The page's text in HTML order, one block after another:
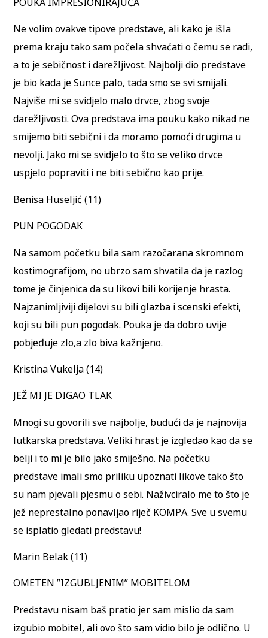
Ne volim ovakve tipove predstave, ali kako je išla
prema kraju tako sam počela shvaćati o čemu se radi,
a to je sebičnost i darežljivost. Najbolji dio predstave
je bio kada je Sunce palo, tada smo se svi smijali.
Najviše mi se svidjelo malo drvce, zbog svoje
darežljivosti. Ova predstava ima pouku kako nikad ne
smijemo biti sebični i da moramo pomoći drugima u
nevolji. Jako mi se svidjelo to što se veliko drvce
uspjelo popraviti i ne biti sebično kao prije.
Benisa Huseljić (11)
PUN POGODAK
Na samom početku bila sam razočarana skromnom
kostimografijom, no ubrzo sam shvatila da je razlog
tome je činjenica da su likovi bili korijenje hrasta.
Najzanimljiviji dijelovi su bili glazba i scenski efekti,
koji su bili pun pogodak. Pouka je da dobro uvije
pobjeđuje zlo,a zlo biva kažnjeno.
Kristina Vukelja (14)
JEŽ MI JE DIGAO TLAK
Mnogi su govorili sve najbolje, budući da je najnovija
lutkarska predstava. Veliki hrast je izgledao kao da se
belji i to mi je bilo jako smiješno. Na početku
predstave imali smo priliku upoznati likove tako što
su nam pjevali pjesmu o sebi. Naživciralo me to što je
jež neprestalno ponavljao riječ KOMPA. Sve u svemu
se isplatio gledati predstavu!
Marin Belak (11)
OMETEN ”IZGUBLJENIM” MOBITELOM
Predstavu nisam baš pratio jer sam mislio da sam
izgubio mobitel, ali ovo što sam vidio bilo je odlično. U